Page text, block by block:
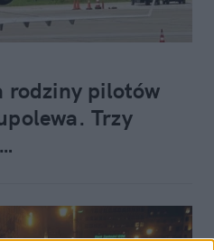
rodziny pilotów
Trzy